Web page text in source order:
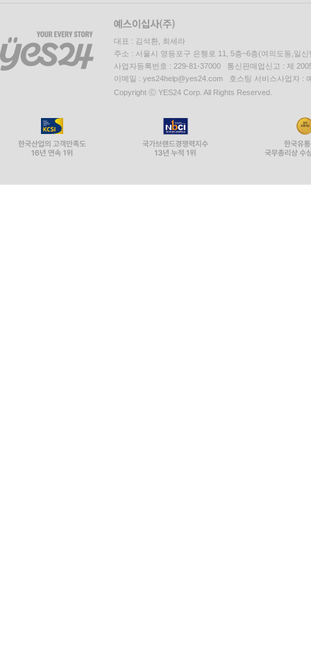
대표 : 김석환, 최세라
주소 : 서울시 영등포구 은행로 11, 5층~6층(여의도동,일신
사업자등록번호 : 229-81-37000 통신판매업신고 : 제
이메일 : yes24help@yes24.com 호스팅 서비스사업자 :
Copyright ⓒ YES24 Corp. All Rights Reserved.